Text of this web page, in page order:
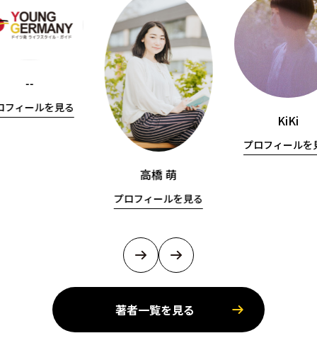
--
フィールを見る
高橋 萌
プロフィールを見る
KiKi
プロフィールを
著者一覧を見る